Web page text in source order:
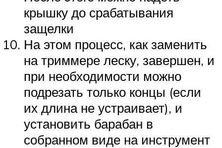
крышку до срабатывания
защелки
На этом процесс, как заменить
на триммере леску, завершен, и
при необходимости можно
подрезать только концы (если
их длина не устраивает), и
установить барабан в
собранном виде на инструмент